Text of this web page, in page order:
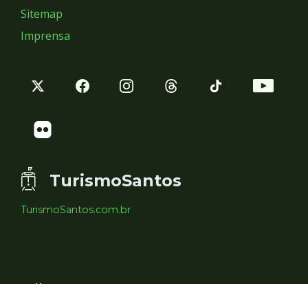
Sitemap
Imprensa
TurismoSantos
TurismoSantos.com.br